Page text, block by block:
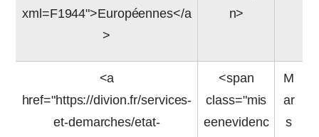
xml=F1944">Européennes</a
>
n>
<a
href="https://divion.fr/services-
et-demarches/etat-
<span
class="mis
eenevidenc
M
ar
s